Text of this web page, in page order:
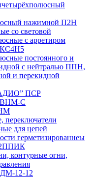
нажимной П2Н
со световой
с арретиром
постоянного и
с нейтралью ППН,
и перекидной
ПСР
С
для цепей
герметизированнеы
контyрные огни,
12-12